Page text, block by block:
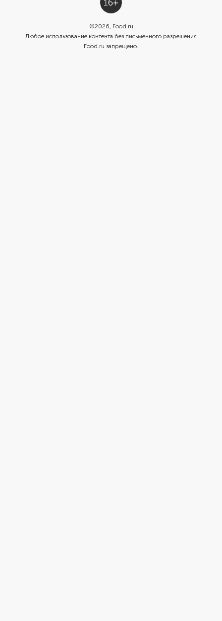
©2026, Food.ru
Любое использование контента без письменного разрешения
Food.ru запрещено.